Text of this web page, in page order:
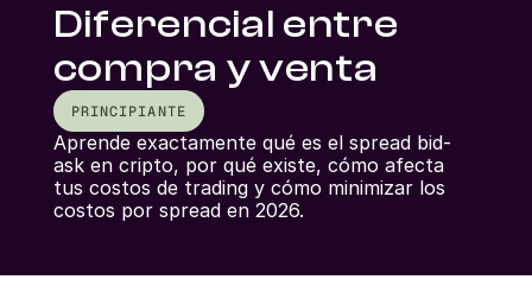
Diferencial entre
compra y venta
PRINCIPIANTE
Aprende exactamente qué es el spread bid-
ask en cripto, por qué existe, cómo afecta
tus costos de trading y cómo minimizar los
costos por spread en 2026.